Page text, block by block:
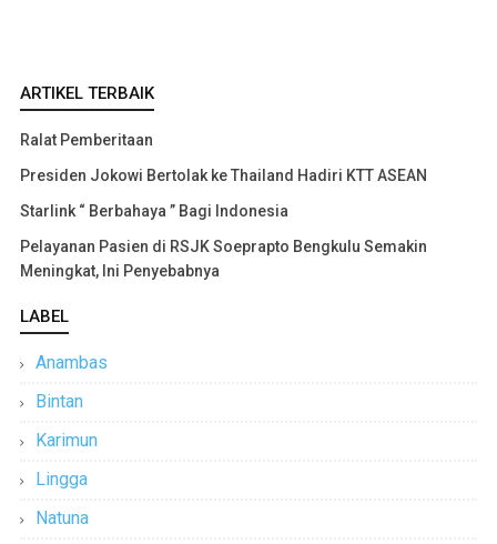
ARTIKEL TERBAIK
Ralat Pemberitaan
Presiden Jokowi Bertolak ke Thailand Hadiri KTT ASEAN
Starlink “ Berbahaya ” Bagi Indonesia
Pelayanan Pasien di RSJK Soeprapto Bengkulu Semakin
Meningkat, Ini Penyebabnya
LABEL
Anambas
Bintan
Karimun
Lingga
Natuna